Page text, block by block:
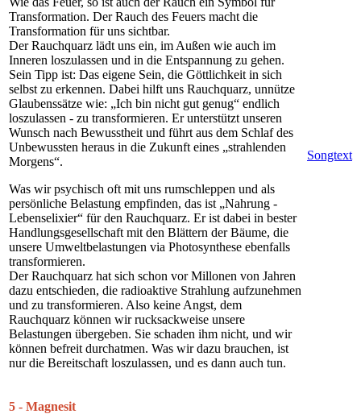
Transformation. Der Rauch des Feuers macht die
Transformation für uns sichtbar.
Der Rauchquarz lädt uns ein, im Außen wie auch im
Inneren loszulassen und in die Entspannung zu gehen.
Sein Tipp ist: Das eigene Sein, die Göttlichkeit in sich
selbst zu erkennen. Dabei hilft uns Rauchquarz, unnütze
Glaubenssätze wie: „Ich bin nicht gut genug“ endlich
loszulassen - zu transformieren. Er unterstützt unseren
Wunsch nach Bewusstheit und führt aus dem Schlaf des
Unbewussten heraus in die Zukunft eines „strahlenden
Morgens“.
Was wir psychisch oft mit uns rumschleppen und als
persönliche Belastung empfinden, das ist „Nahrung -
Lebenselixier“ für den Rauchquarz. Er ist dabei in bester
Handlungsgesellschaft mit den Blättern der Bäume, die
unsere Umweltbelastungen via Photosynthese ebenfalls
transformieren.
Der Rauchquarz hat sich schon vor Millonen von Jahren
dazu entschieden, die radioaktive Strahlung aufzunehmen
und zu transformieren. Also keine Angst, dem
Rauchquarz können wir rucksackweise unsere
Belastungen übergeben. Sie schaden ihm nicht, und wir
können befreit durchatmen. Was wir dazu brauchen, ist
nur die Bereitschaft loszulassen, und es dann auch tun.
Songtext
5 - Magnesit